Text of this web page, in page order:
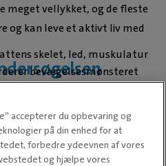
meget vellykket, og de fleste
og kan leve et aktivt liv med
skelet, led, muskulatur
bevægelsesmønsteret
leddets udformning og
for at sikre optimal
accepterer du opbevaring og
på din enhed for at
forbedre ydeevnen af vores
og hjælpe vores